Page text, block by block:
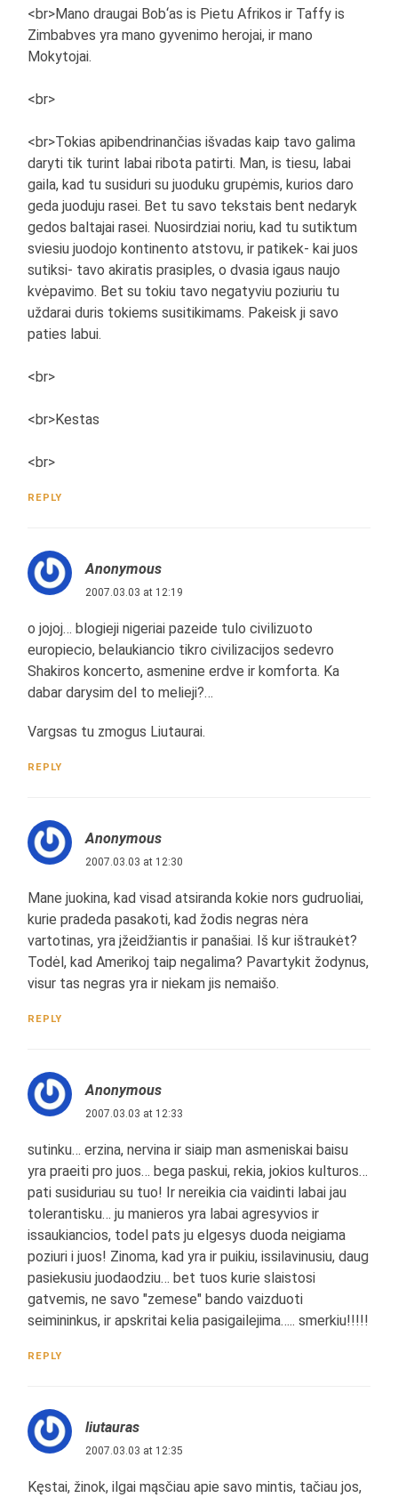
<br>Mano draugai Bob‘as is Pietu Afrikos ir Taffy is
Zimbabves yra mano gyvenimo herojai, ir mano
Mokytojai.
<br>
<br>Tokias apibendrinančias išvadas kaip tavo galima
daryti tik turint labai ribota patirti. Man, is tiesu, labai
gaila, kad tu susiduri su juoduku grupėmis, kurios daro
geda juoduju rasei. Bet tu savo tekstais bent nedaryk
gedos baltajai rasei. Nuosirdziai noriu, kad tu sutiktum
sviesiu juodojo kontinento atstovu, ir patikek- kai juos
sutiksi- tavo akiratis prasiples, o dvasia igaus naujo
kvėpavimo. Bet su tokiu tavo negatyviu poziuriu tu
uždarai duris tokiems susitikimams. Pakeisk ji savo
paties labui.
<br>
<br>Kestas
<br>
REPLY
Anonymous
2007.03.03 at 12:19
o jojoj… blogieji nigeriai pazeide tulo civilizuoto
europiecio, belaukiancio tikro civilizacijos sedevro
Shakiros koncerto, asmenine erdve ir komforta. Ka
dabar darysim del to melieji?…
Vargsas tu zmogus Liutaurai.
REPLY
Anonymous
2007.03.03 at 12:30
Mane juokina, kad visad atsiranda kokie nors gudruoliai,
kurie pradeda pasakoti, kad žodis negras nėra
vartotinas, yra įžeidžiantis ir panašiai. Iš kur ištraukėt?
Todėl, kad Amerikoj taip negalima? Pavartykit žodynus,
visur tas negras yra ir niekam jis nemaišo.
REPLY
Anonymous
2007.03.03 at 12:33
sutinku… erzina, nervina ir siaip man asmeniskai baisu
yra praeiti pro juos… bega paskui, rekia, jokios kulturos…
pati susiduriau su tuo! Ir nereikia cia vaidinti labai jau
tolerantisku… ju manieros yra labai agresyvios ir
issaukiancios, todel pats ju elgesys duoda neigiama
poziuri i juos! Zinoma, kad yra ir puikiu, issilavinusiu, daug
pasiekusiu juodaodziu… bet tuos kurie slaistosi
gatvemis, ne savo "zemese" bando vaizduoti
seimininkus, ir apskritai kelia pasigailejima….. smerkiu!!!!!
REPLY
liutauras
2007.03.03 at 12:35
Kęstai, žinok, ilgai mąsčiau apie savo mintis, tačiau jos,